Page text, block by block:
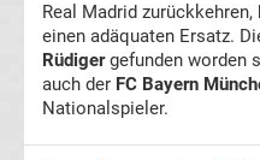
Tabelle
Serie
A
Real Madrid zurückkehren,
einen adäquaten Ersatz.
Rüdigergefunden worden
auch der FC Bayern
Nationalspieler.